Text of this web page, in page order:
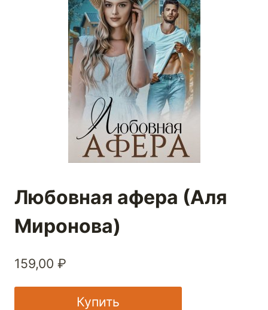
Любовная афера (Аля
Миронова)
159,00 ₽
Купить